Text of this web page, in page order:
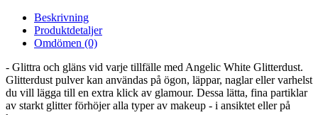
Beskrivning
Produktdetaljer
Omdömen (0)
- Glittra och gläns vid varje tillfälle med Angelic White Glitterdust.
Glitterdust pulver kan användas på ögon, läppar, naglar eller varhelst
du vill lägga till en extra klick av glamour. Dessa lätta, fina partiklar
av starkt glitter förhöjer alla typer av makeup - i ansiktet eller på